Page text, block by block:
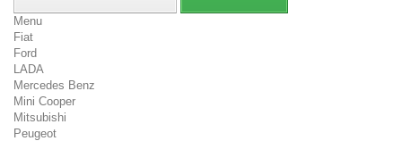
Menu
Fiat
Ford
LADA
Mercedes Benz
Mini Cooper
Mitsubishi
Peugeot